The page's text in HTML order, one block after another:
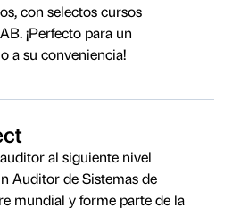
con selectos cursos
¡Perfecto para un
a su conveniencia!
al siguiente nivel
Auditor de Sistemas de
mundial y forme parte de la